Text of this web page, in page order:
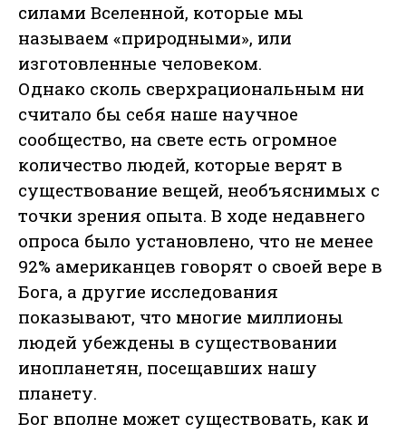
силами Вселенной, которые мы
называем «природными», или
изготовленные человеком.
Однако сколь сверхрациональным ни
считало бы себя наше научное
сообщество, на свете есть огромное
количество людей, которые верят в
существование вещей, необъяснимых с
точки зрения опыта. В ходе недавнего
опроса было установлено, что не менее
92% американцев говорят о своей вере в
Бога, а другие исследования
показывают, что многие миллионы
людей убеждены в существовании
инопланетян, посещавших нашу
планету.
Бог вполне может существовать, как и